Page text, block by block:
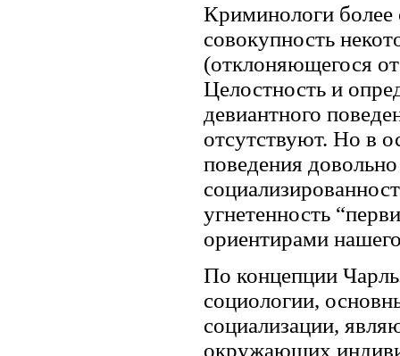
Криминологи более
совокупность
(отклоняющегося
Целостность и
девиантного
отсутствуют. Но в
поведения
угнетенность
ориентирами
По концепции
социологии,
социализации,
окружающих